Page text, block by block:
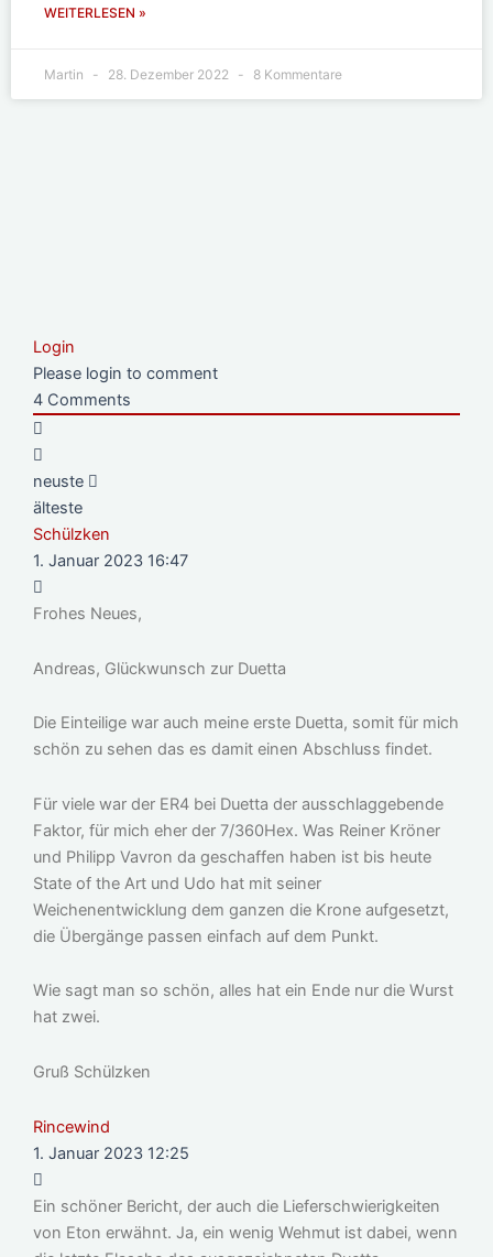
WEITERLESEN »
Martin 28. Dezember 2022 8 Kommentare
Login
Please login to comment
4 Comments
neuste
älteste
Schülzken
1. Januar 2023 16:47
Frohes Neues,
Andreas, Glückwunsch zur Duetta
Die Einteilige war auch meine erste Duetta, somit für mich
schön zu sehen das es damit einen Abschluss findet.
Für viele war der ER4 bei Duetta der ausschlaggebende
Faktor, für mich eher der 7/360Hex. Was Reiner Kröner
und Philipp Vavron da geschaffen haben ist bis heute
State of the Art und Udo hat mit seiner
Weichenentwicklung dem ganzen die Krone aufgesetzt,
die Übergänge passen einfach auf dem Punkt.
Wie sagt man so schön, alles hat ein Ende nur die Wurst
hat zwei.
Gruß Schülzken
Rincewind
1. Januar 2023 12:25
Ein schöner Bericht, der auch die Lieferschwierigkeiten
von Eton erwähnt. Ja, ein wenig Wehmut ist dabei, wenn